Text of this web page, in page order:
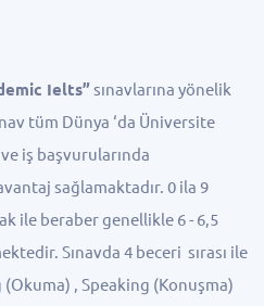
Ielts” sınavlarına yönelik
tüm Dünya ‘da Üniversite
iş başvurularında
sağlamaktadır. 0 ila 9
ile beraber genellikle 6 - 6,5
Sınavda 4 beceri sırası ile
, Speaking (Konuşma)